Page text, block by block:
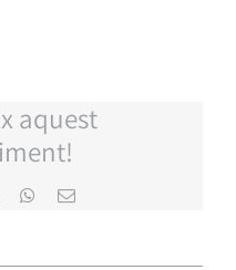
aquest
WhatsApp
Email: